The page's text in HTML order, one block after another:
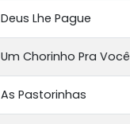
Deus Lhe Pague
Um Chorinho Pra Você
As Pastorinhas